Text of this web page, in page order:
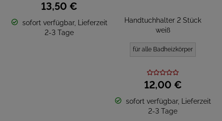
13,50 €
sofort verfügbar, Lieferzeit
2-3 Tage
Handtuchhalter 2 Stück
weiß
für alle Badheizkörper
12,00 €
sofort verfügbar, Lieferzeit
2-3 Tage